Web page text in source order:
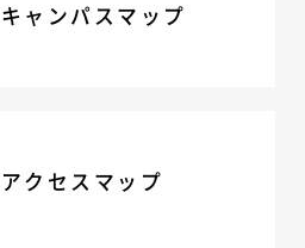
キャンパスマップ
アクセスマップ